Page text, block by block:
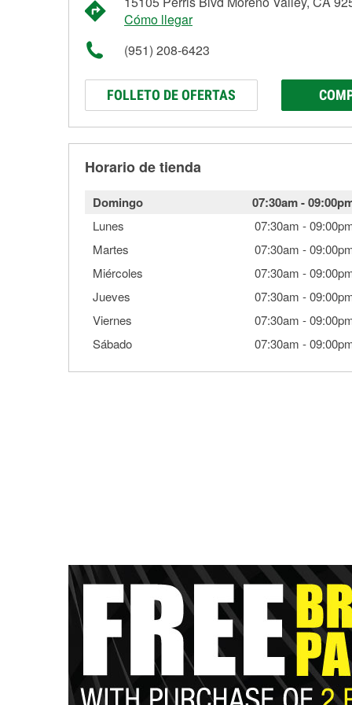
Cómo llegar
(951) 208-6423
FOLLETO DE OFERTAS
Horario de tienda
Domingo 07:30am-
Lunes 07:30am -
Martes
07:30am -
Miércoles
07:30am -
Jueves
07:30am -
Viernes
07:30am -
Sábado
07:30am -